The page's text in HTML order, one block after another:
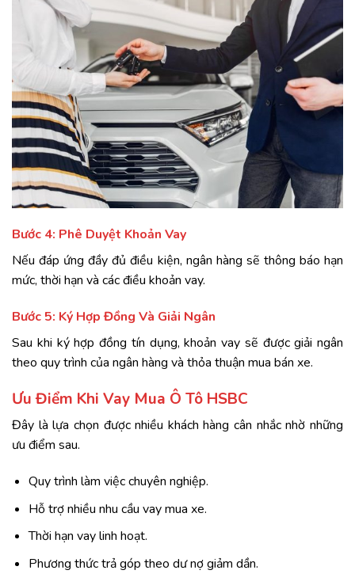
Bước 4: Phê Duyệt Khoản Vay
Nếu đáp ứng đầy đủ điều kiện, ngân hàng sẽ thông báo hạn
mức, thời hạn và các điều khoản vay.
Bước 5: Ký Hợp Đồng Và Giải Ngân
Sau khi ký hợp đồng tín dụng, khoản vay sẽ được giải ngân
theo quy trình của ngân hàng và thỏa thuận mua bán xe.
Ưu Điểm Khi Vay Mua Ô Tô HSBC
Đây là lựa chọn được nhiều khách hàng cân nhắc nhờ những
ưu điểm sau.
Quy trình làm việc chuyên nghiệp.
Hỗ trợ nhiều nhu cầu vay mua xe.
Thời hạn vay linh hoạt.
Phương thức trả góp theo dư nợ giảm dần.